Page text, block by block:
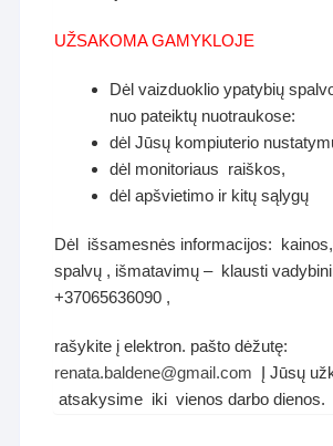
UŽSAKOMA GAMYKLOJE
Dėl vaizduoklio ypatybių
nuo pateiktų nuotraukose:
dėl Jūsų kompiuterio
dėl monitoriaus raiškos,
dėl apšvietimo ir kitų sąlygų
Dėl išsamesnės informacijos:
spalvų , išmatavimų – klausti
+37065636090 ,
rašykite į elektron. pašto dėžutę:
renata.baldene@gmail.com Į Jūsų
atsakysime iki vienos darbo dienos.